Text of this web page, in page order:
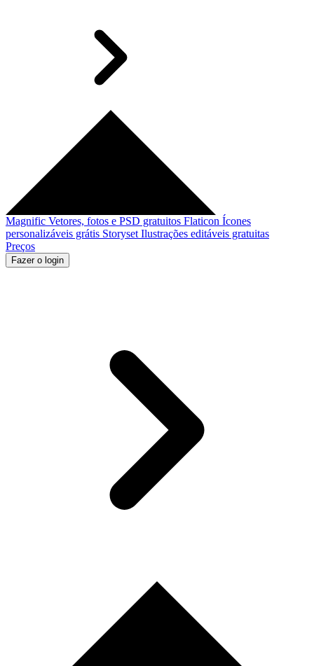
Magnific Vetores, fotos e PSD gratuitos Flaticon Ícones
personalizáveis grátis Storyset Ilustrações editáveis gratuitas
Preços
Fazer o login